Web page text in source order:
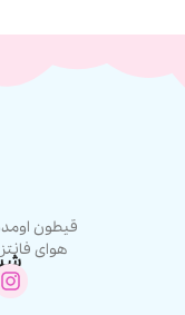
قیطون
هوای